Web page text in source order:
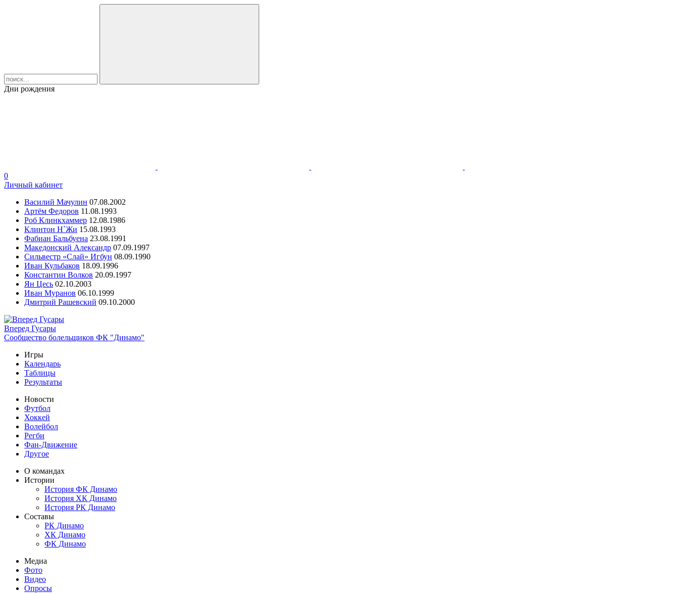
Дни рождения
0
Личный кабинет
Василий Мачулин 07.08.2002
Артём Федоров 11.08.1993
Роб Клинкхаммер 12.08.1986
Клинтон Н`Жи 15.08.1993
Фабиан Бальбуена 23.08.1991
Македонский Александр 07.09.1997
Сильвестр «Слай» Игбун 08.09.1990
Иван Кульбаков 18.09.1996
Константин Волков 20.09.1997
Ян Цесь 02.10.2003
Иван Муранов 06.10.1999
Дмитрий Рашевский 09.10.2000
Вперед Гусары
Сообщество болельщиков ФК "Динамо"
Игры
Календарь
Таблицы
Результаты
Новости
Футбол
Хоккей
Волейбол
Регби
Фан-Движение
Другое
О командах
Истории
История ФК Динамо
История ХК Динамо
История РК Динамо
Составы
РК Динамо
ХК Динамо
ФК Динамо
Медиа
Фото
Видео
Опросы